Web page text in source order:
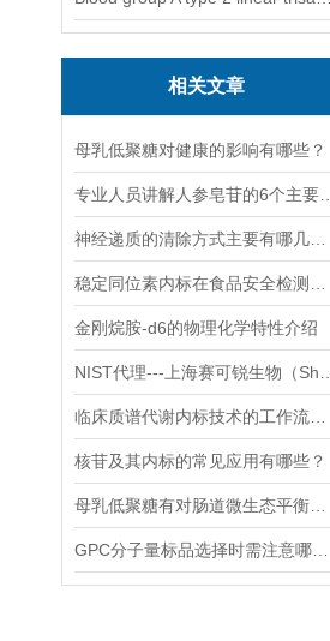
相关文章
母乳低聚糖对健康的影响有哪些？
金刚烷胺-d6的物理化学特性介绍
核苷及其内标的常见应用有哪些？